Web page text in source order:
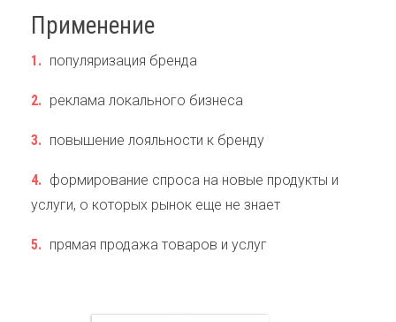
популяризация бренда
реклама локального бизнеса
повышение лояльности к бренду
формирование спроса на новые продукты и
услуги, о которых рынок еще не знает
прямая продажа товаров и услуг
Применение